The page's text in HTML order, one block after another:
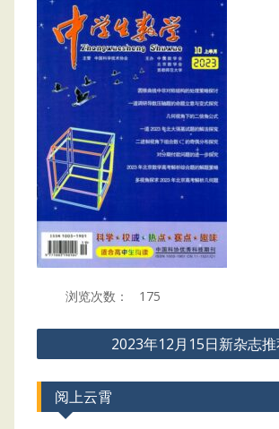
浏览次数： 175
Post
navigation
2023年12月15日新杂志
阅上云霄